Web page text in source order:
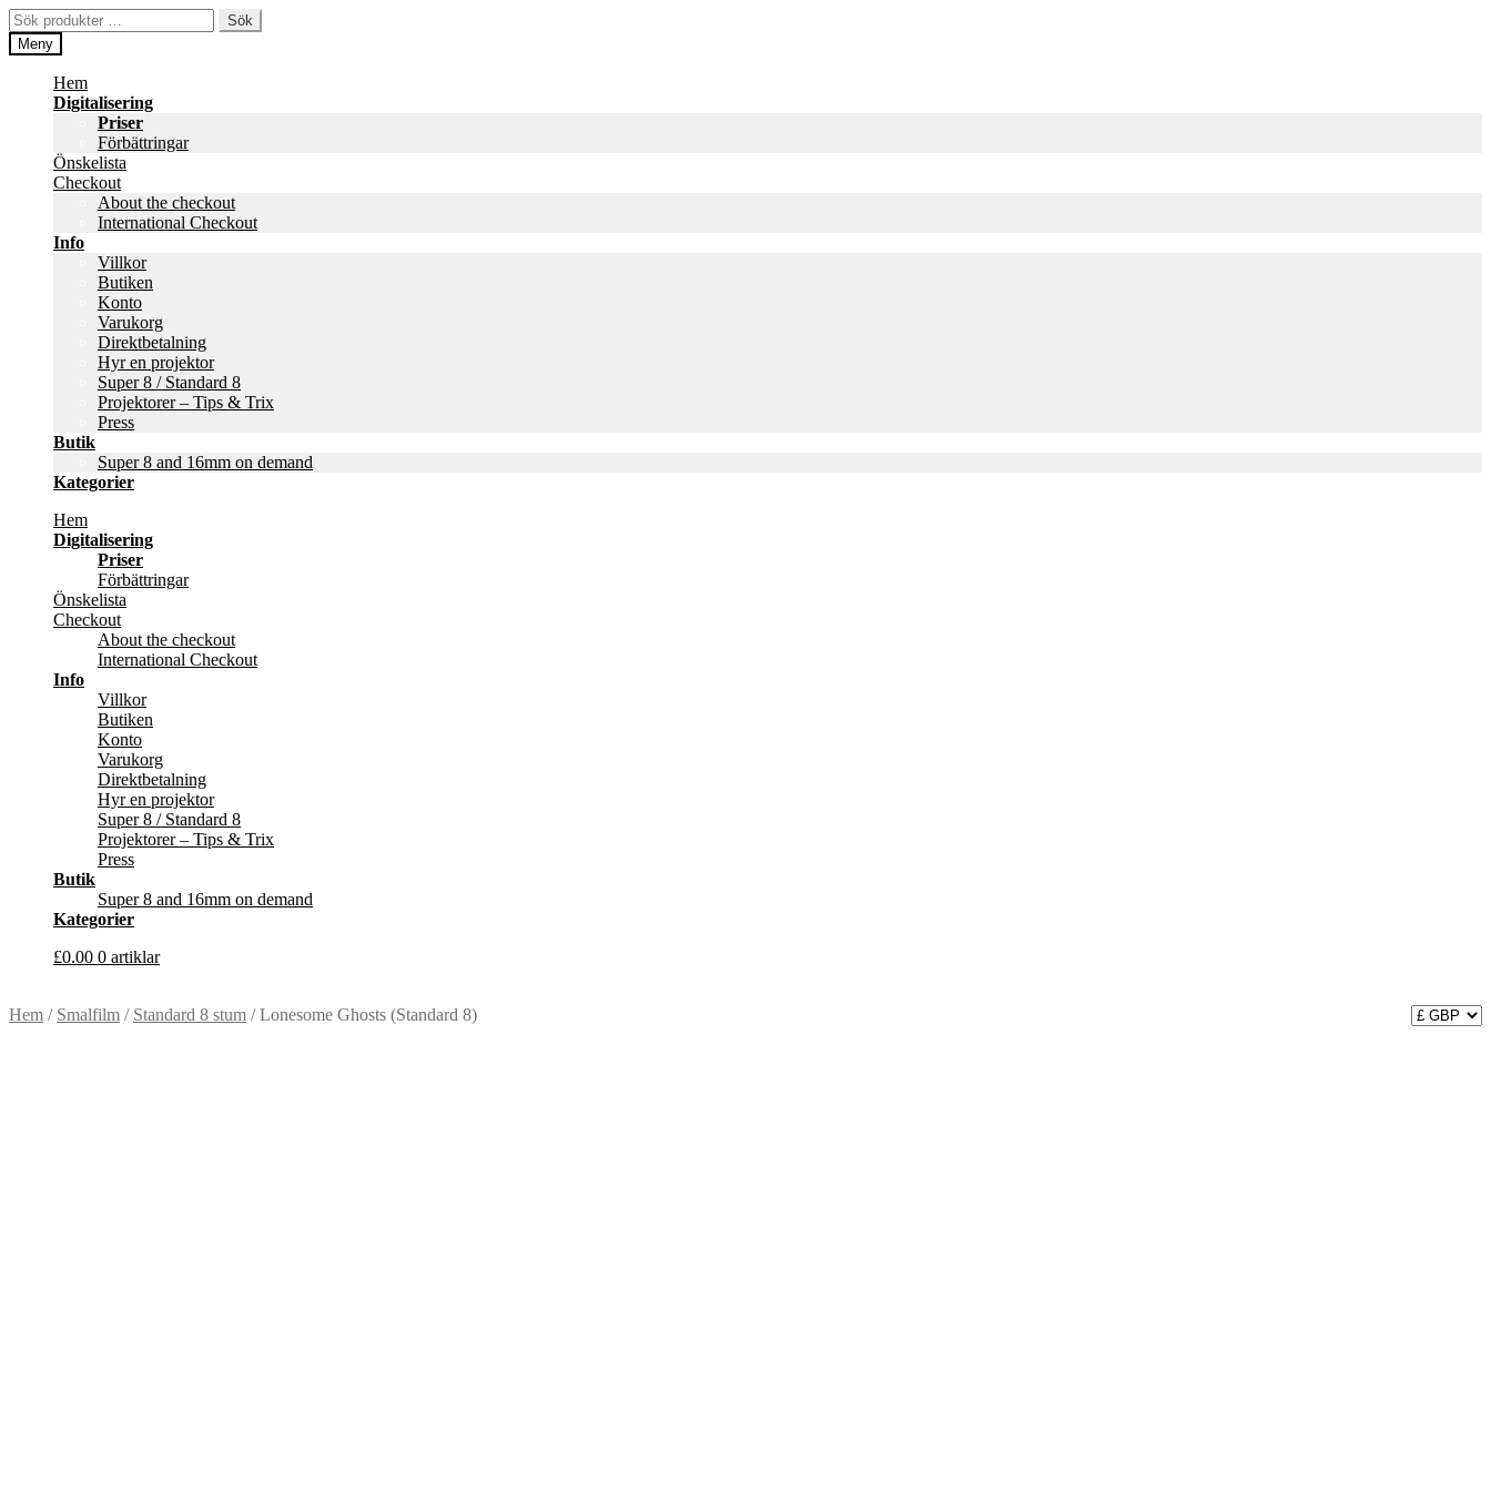
Hoppa
till
navigering
Hoppa
till
innehåll
Sök
efter:
Sök
Meny
Hem
Digitalisering
Priser
Förbättringar
Önskelista
Checkout
About the checkout
International Checkout
Info
Villkor
Butiken
Konto
Varukorg
Direktbetalning
Hyr en projektor
Super 8 / Standard 8
Projektorer – Tips & Trix
Press
Butik
Super 8 and 16mm on demand
Kategorier
Hem
Digitalisering
Priser
Förbättringar
Önskelista
Checkout
About the checkout
International Checkout
Info
Villkor
Butiken
Konto
Varukorg
Direktbetalning
Hyr en projektor
Super 8 / Standard 8
Projektorer – Tips & Trix
Press
Butik
Super 8 and 16mm on demand
Kategorier
£0.00 0 artiklar
Hem / Smalfilm / Standard 8 stum /Lonesome Ghosts (Standard 8)